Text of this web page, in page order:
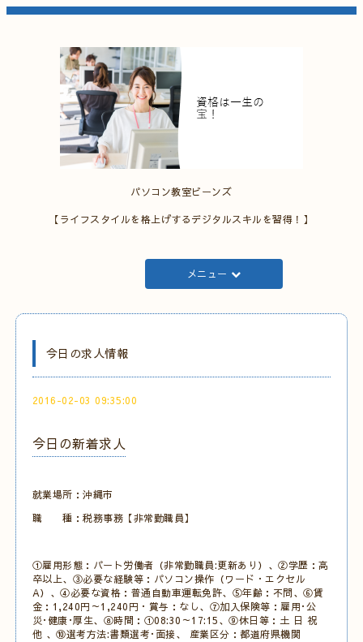
パソコン教室ビーンズ
【ライフスタイルを格上げするデジタルスキルを習得！】
メニュー
今日の求人情報
2016-02-03 09:35:00
今日の新着求人
就業場所：沖縄市
職 種：税務事務【非常勤職員】
①雇用形態：パート労働者（非常勤職員:更新あり）、②学歴：高
卒以上、③必要な経験等：パソコン操作（ワード・エクセル
A）、④必要な資格：普通自動車運転免許、⑤年齢：不問、⑥賃
金：1,240円～1,240円・賞与：なし、⑦加入保険等：雇用･公
災･健康･厚生、⑧時間：①08:30～17:15、⑨休日等：土 日 祝
他 、⑩選考方法:書類選考･面接、 産業区分：都道府県機関